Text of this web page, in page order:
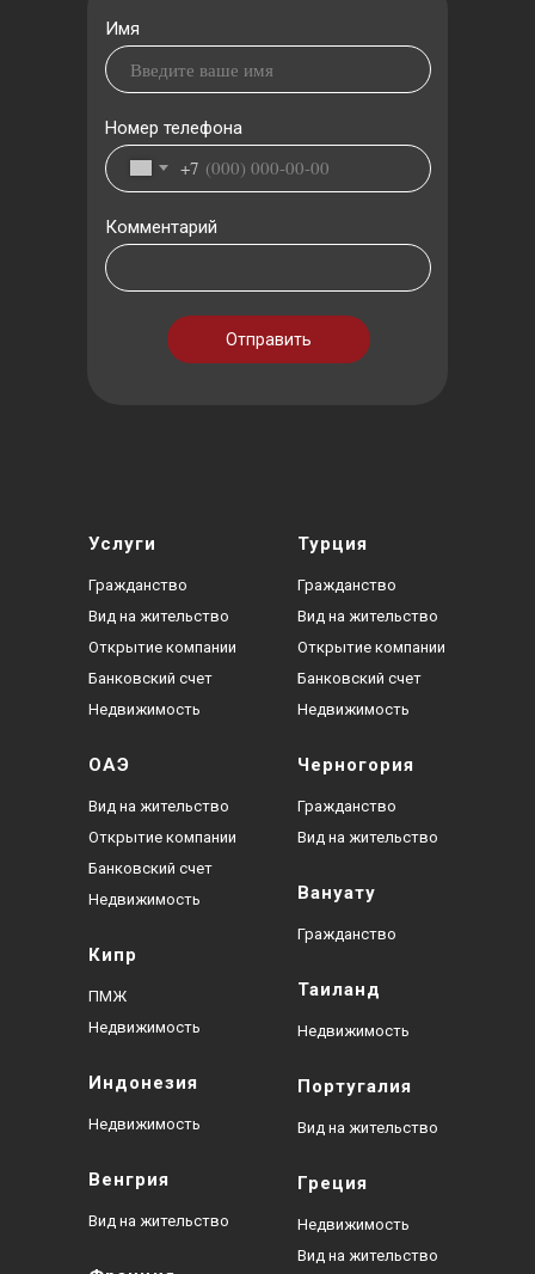
Имя
Номер телефона
+7
Комментарий
Отправить
Услуги
Гражданство
Вид на жительство
Открытие компании
Банковский счет
Недвижимость
Турция
Гражданство
Вид на жительство
Открытие компании
Банковский счет
Недвижимость
ОАЭ
Вид на жительство
Открытие компании
Банковский счет
Недвижимость
Черногория
Гражданство
Вид на жительство
Вануату
Гражданство
Кипр
ПМЖ
Недвижимость
Индонезия
Недвижимость
Таиланд
Недвижимость
Португалия
Вид на жительство
Греция
Недвижимость
Вид на жительство
Венгрия
Вид на жительство